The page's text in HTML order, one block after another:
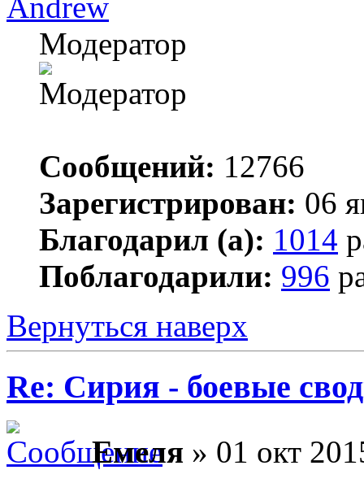
Модератор
Сообщений: 12766
Зарегистрирован: 06
Благодарил (а): 1014
Поблагодарили: 996
Вернуться наверх
Re: Сирия - боевые
Емеля » 01 окт